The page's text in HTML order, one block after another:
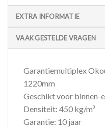
EXTRA INFORMATIE
VAAK GESTELDE VRAGEN
Garantiemultiplex
1220mm
Geschikt voor binnen-
Densiteit: 450 kg/m³
Garantie: 10 jaar